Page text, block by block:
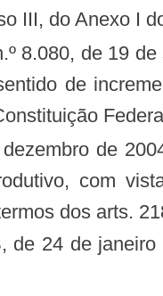
III, do Anexo I
de
com
dos arts.